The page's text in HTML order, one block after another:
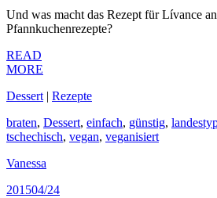
Und was macht das Rezept für Lívance
Pfannkuchenrezepte?
READ
MORE
Dessert | Rezepte
braten, Dessert, einfach, günstig,
tschechisch, vegan, veganisiert
Vanessa
201504/24